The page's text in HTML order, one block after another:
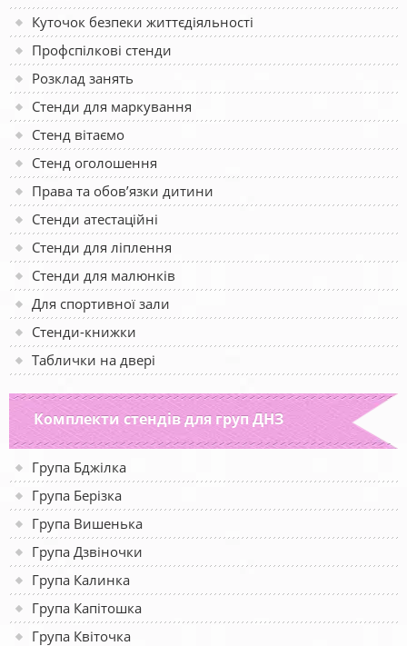
Куточок безпеки життєдіяльності
Профспілкові стенди
Розклад занять
Стенди для маркування
Стенд вітаємо
Стенд оголошення
Права та обов’язки дитини
Стенди атестаційні
Стенди для ліплення
Стенди для малюнків
Для спортивної зали
Стенди-книжки
Таблички на двері
Комплекти стендів для груп ДНЗ
Група Бджілка
Група Берізка
Група Вишенька
Група Дзвіночки
Група Калинка
Група Капітошка
Група Квіточка